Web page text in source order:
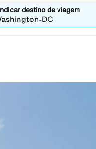
Indicar destino de viagem